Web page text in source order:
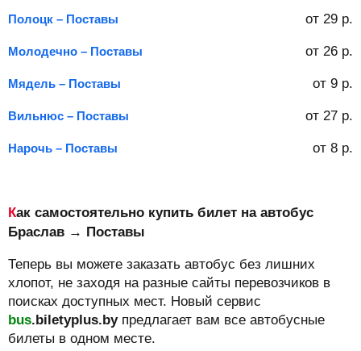
Полоцк – Поставы от 29 р.
Молодечно – Поставы от 26 р.
Мядель – Поставы от 9 р.
Вильнюс – Поставы от 27 р.
Нарочь – Поставы от 8 р.
Как самостоятельно купить билет на автобус
Браслав → Поставы
Теперь вы можете заказать автобус без лишних
хлопот, не заходя на разные сайты перевозчиков в
поисках доступных мест. Новый сервис
bus.biletyplus.byпредлагает вам все автобусные
билеты в одном месте.